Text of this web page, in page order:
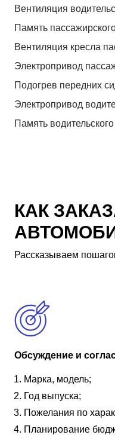
Вентиляция
Память
Вентиляция кресла
Электропривод
Подогрев передних
Электропривод
Память
КАК
Рассказываем
Обсуждение и
Марка, модель;
Год выпуска;
Пожелания по
Планирование